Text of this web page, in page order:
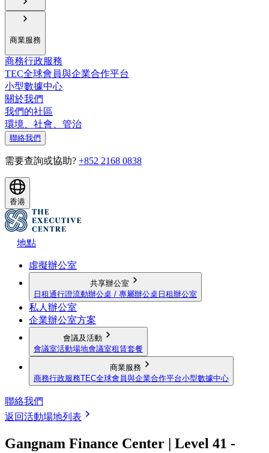
商業服務
商務行政服務
TEC全球會員與企業合作平台
小型數據中心
關於我們
我們的社區
環境、社會、管治
聯絡我們
需要查詢或協助? +852 2168 0838
香港
地點
虛擬辦公室
共享辦公室
日租通行證流動辦公桌 / 專屬辦公桌 日租辦公室
私人辦公室
企業辦公室方案
會議及活動
會議室活動場地會議室租賃套餐
商業服務
商務行政服務TEC全球會員與企業合作平台小型數據中心
聯絡我們
返回活動場地列表
Gangnam Finance Center | Level 41 -